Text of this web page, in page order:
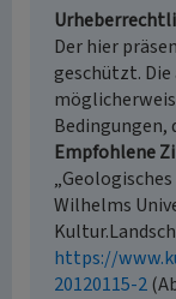
Der hier
geschützt.
Bedingungen,
Empfohlene
Wilhelms
https://
20120115-2